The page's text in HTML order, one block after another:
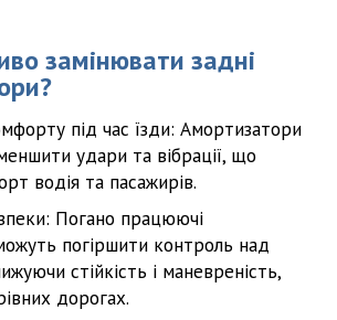
замінювати задні
під час їзди: Амортизатори
удари та вібрації, що
водія та пасажирів.
Погано працюючі
погіршити контроль над
стійкість і маневреність,
дорогах.